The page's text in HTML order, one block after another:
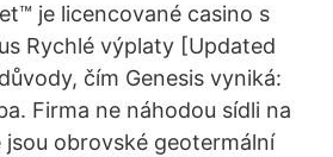
je licencované casino s
Rychlé výplaty [Updated
čím Genesis vyniká:
Firma ne náhodou sídli na
jsou obrovské geotermální